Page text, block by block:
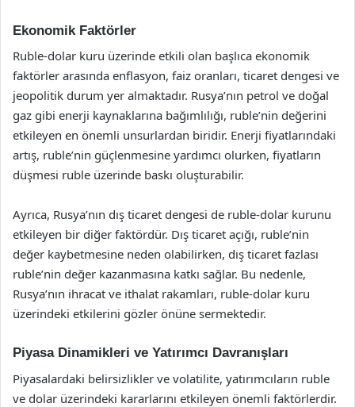
Ekonomik Faktörler
Ruble-dolar kuru üzerinde etkili olan başlıca ekonomik
faktörler arasında enflasyon, faiz oranları, ticaret dengesi ve
jeopolitik durum yer almaktadır. Rusya’nın petrol ve doğal
gaz gibi enerji kaynaklarına bağımlılığı, ruble’nin değerini
etkileyen en önemli unsurlardan biridir. Enerji fiyatlarındaki
artış, ruble’nin güçlenmesine yardımcı olurken, fiyatların
düşmesi ruble üzerinde baskı oluşturabilir.
Ayrıca, Rusya’nın dış ticaret dengesi de ruble-dolar kurunu
etkileyen bir diğer faktördür. Dış ticaret açığı, ruble’nin
değer kaybetmesine neden olabilirken, dış ticaret fazlası
ruble’nin değer kazanmasına katkı sağlar. Bu nedenle,
Rusya’nın ihracat ve ithalat rakamları, ruble-dolar kuru
üzerindeki etkilerini gözler önüne sermektedir.
Piyasa Dinamikleri ve Yatırımcı Davranışları
Piyasalardaki belirsizlikler ve volatilite, yatırımcıların ruble
ve dolar üzerindeki kararlarını etkileyen önemli faktörlerdir.